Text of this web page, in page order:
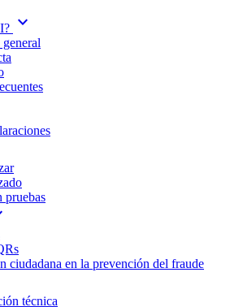
expand_more
pruebas
ciudadana en la prevención del fraude
técnica